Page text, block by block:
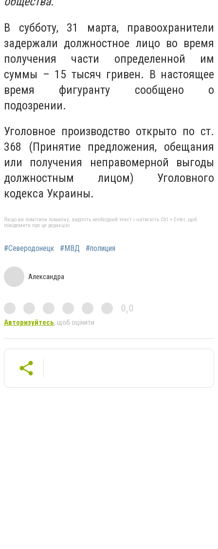
В субботу, 31 марта, правоохранители
задержали должностное лицо во время
получения части определенной им
суммы – 15 тысяч гривен. В настоящее
время фигуранту сообщено о
подозрении.
Уголовное производство открыто по ст.
368 (Принятие предложения, обещания
или получения неправомерной выгоды
должностным лицом) Уголовного
кодекса Украины.
Якщо ви помітили помилку, виділіть необхідний текст і натисніть Ctrl + Enter, щоб
повідомити про це редакцію
#Северодонецк #МВД #полиция
Александра
0,0
Авторизуйтесь, щоб оцінити